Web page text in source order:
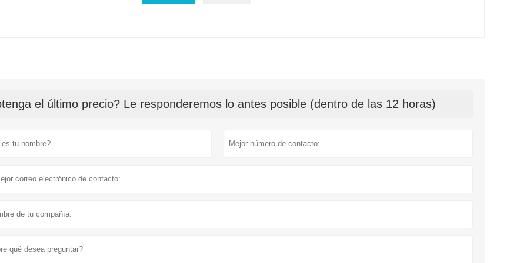
el último precio? Le responderemos lo antes posible (dentro de las 12 horas)